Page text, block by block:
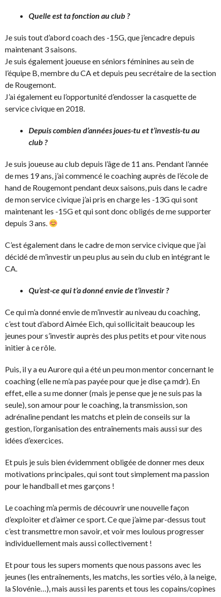
Quelle est ta fonction au club ?
Je suis tout d’abord coach des -15G, que j’encadre depuis
maintenant 3 saisons.
Je suis également joueuse en séniors féminines au sein de
l’équipe B, membre du CA et depuis peu secrétaire de la section
de Rougemont.
J’ai également eu l’opportunité d’endosser la casquette de
service civique en 2018.
Depuis combien d’années joues-tu et t’investis-tu au
club ?
Je suis joueuse au club depuis l’âge de 11 ans. Pendant l’année
de mes 19 ans, j’ai commencé le coaching auprès de l’école de
hand de Rougemont pendant deux saisons, puis dans le cadre
de mon service civique j’ai pris en charge les -13G qui sont
maintenant les -15G et qui sont donc obligés de me supporter
depuis 3 ans.
C’est également dans le cadre de mon service civique que j’ai
décidé de m’investir un peu plus au sein du club en intégrant le
CA.
Qu’est-ce qui t’a donné envie de t’investir ?
Ce qui m’a donné envie de m’investir au niveau du coaching,
c’est tout d’abord Aimée Eich, qui sollicitait beaucoup les
jeunes pour s’investir auprès des plus petits et pour vite nous
initier à ce rôle.
Puis, il y a eu Aurore qui a été un peu mon mentor concernant le
coaching (elle ne m’a pas payée pour que je dise ça mdr). En
effet, elle a su me donner (mais je pense que je ne suis pas la
seule), son amour pour le coaching, la transmission, son
adrénaline pendant les matchs et plein de conseils sur la
gestion, l’organisation des entraînements mais aussi sur des
idées d’exercices.
Et puis je suis bien évidemment obligée de donner mes deux
motivations principales, qui sont tout simplement ma passion
pour le handball et mes garçons !
Le coaching m’a permis de découvrir une nouvelle façon
d’exploiter et d’aimer ce sport. Ce que j’aime par-dessus tout
c’est transmettre mon savoir, et voir mes loulous progresser
individuellement mais aussi collectivement !
Et pour tous les supers moments que nous passons avec les
jeunes (les entraînements, les matchs, les sorties vélo, à la neige,
la Slovénie…), mais aussi les parents et tous les copains/copines